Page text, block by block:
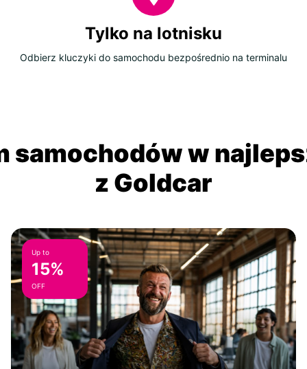
Tylko na lotnisku
Odbierz kluczyki do samochodu bezpośrednio na terminalu
samochodów w
z Goldcar
Up to
15%
OFF